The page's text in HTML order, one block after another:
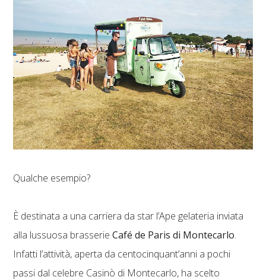
Qualche esempio?
È destinata a una carriera da star l’Ape gelateria inviata
alla lussuosa brasserieCafé de Paris di Montecarlo.
Infatti l’attività, aperta da centocinquant’anni a pochi
passi dal celebre Casinò di Montecarlo, ha scelto